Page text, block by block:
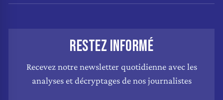
RESTEZ INFORMÉ
Recevez notre newsletter quotidienne avec les
analyses et décryptages de nos journalistes